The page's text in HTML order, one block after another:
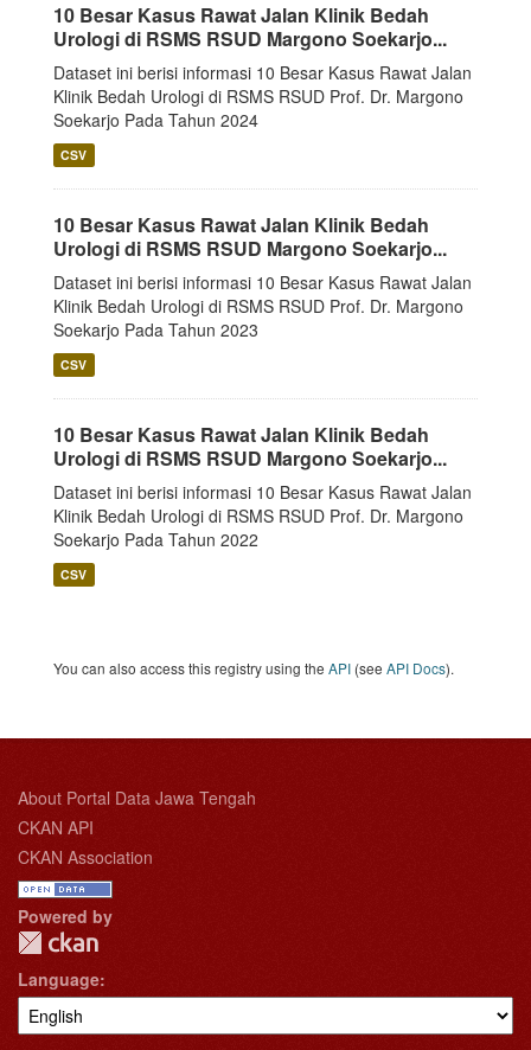
10 Besar Kasus Rawat Jalan Klinik Bedah
Urologi di RSMS RSUD Margono Soekarjo...
Dataset ini berisi informasi 10 Besar Kasus Rawat Jalan
Klinik Bedah Urologi di RSMS RSUD Prof. Dr. Margono
Soekarjo Pada Tahun 2024
CSV
10 Besar Kasus Rawat Jalan Klinik Bedah
Urologi di RSMS RSUD Margono Soekarjo...
Dataset ini berisi informasi 10 Besar Kasus Rawat Jalan
Klinik Bedah Urologi di RSMS RSUD Prof. Dr. Margono
Soekarjo Pada Tahun 2023
CSV
10 Besar Kasus Rawat Jalan Klinik Bedah
Urologi di RSMS RSUD Margono Soekarjo...
Dataset ini berisi informasi 10 Besar Kasus Rawat Jalan
Klinik Bedah Urologi di RSMS RSUD Prof. Dr. Margono
Soekarjo Pada Tahun 2022
CSV
You can also access this registry using the API (see API Docs).
About Portal Data Jawa Tengah
CKAN API
CKAN Association
Powered by
Language